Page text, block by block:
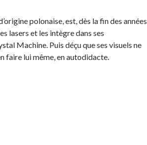
polonaise, est, dès la fin des années
lasers et les intègre dans ses
Machine. Puis déçu que ses visuels ne
faire lui même, en autodidacte.